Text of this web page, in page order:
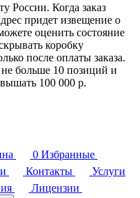
России. Когда заказ
придет извещение о
оценить состояние
коробку
после оплаты заказа.
больше 10 позиций и
100 000 р.
0 Избранные
Контакты
Услуги
Лицензии